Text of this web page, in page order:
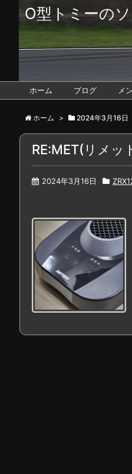
O型トミーの
ホーム ブログ メ
ホーム > 2024年3月16日
RE:MET(リメッ
2024年3月16日